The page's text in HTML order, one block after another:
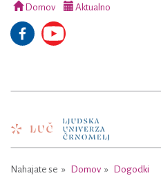
Domov Aktualno
Nahajate se Domov
Dogodki